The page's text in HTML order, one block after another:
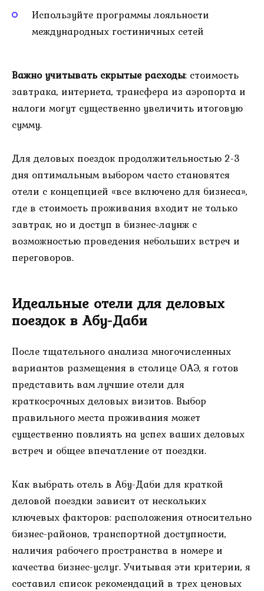
Используйте программы лояльности
международных гостиничных сетей
Важно учитывать скрытые расходы: стоимость
завтрака, интернета, трансфера из аэропорта и
налоги могут существенно увеличить итоговую
сумму.
Для деловых поездок продолжительностью 2-3
дня оптимальным выбором часто становятся
отели с концепцией «все включено для бизнеса»,
где в стоимость проживания входит не только
завтрак, но и доступ в бизнес-лаунж с
возможностью проведения небольших встреч и
переговоров.
Идеальные отели для деловых
поездок в Абу-Даби
После тщательного анализа многочисленных
вариантов размещения в столице ОАЭ, я готов
представить вам лучшие отели для
краткосрочных деловых визитов. Выбор
правильного места проживания может
существенно повлиять на успех ваших деловых
встреч и общее впечатление от поездки.
Как выбрать отель в Абу-Даби для краткой
деловой поездки зависит от нескольких
ключевых факторов: расположения относительно
бизнес-районов, транспортной доступности,
наличия рабочего пространства в номере и
качества бизнес-услуг. Учитывая эти критерии, я
составил список рекомендаций в трех ценовых